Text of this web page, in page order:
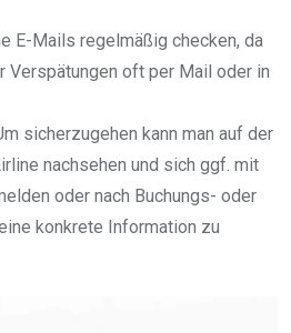
E-Mails regelmäßig checken, da
Verspätungen oft per Mail oder in
sicherzugehen kann man auf der
nachsehen und sich ggf. mit
oder nach Buchungs- oder
konkrete Information zu